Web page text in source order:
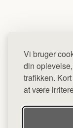
Vi bruger
din
trafikken.
at være